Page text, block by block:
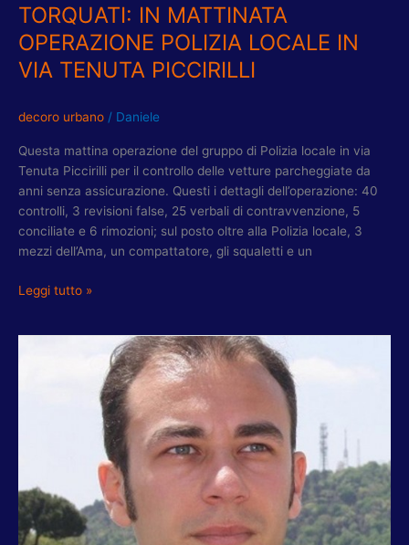
TORQUATI: IN MATTINATA
OPERAZIONE POLIZIA LOCALE IN
VIA TENUTA PICCIRILLI
decoro urbano / Daniele
Questa mattina operazione del gruppo di Polizia locale in via
Tenuta Piccirilli per il controllo delle vetture parcheggiate da
anni senza assicurazione. Questi i dettagli dell’operazione: 40
controlli, 3 revisioni false, 25 verbali di contravvenzione, 5
conciliate e 6 rimozioni; sul posto oltre alla Polizia locale, 3
mezzi dell’Ama, un compattatore, gli squaletti e un
Leggi tutto »
CONSIGLIERE